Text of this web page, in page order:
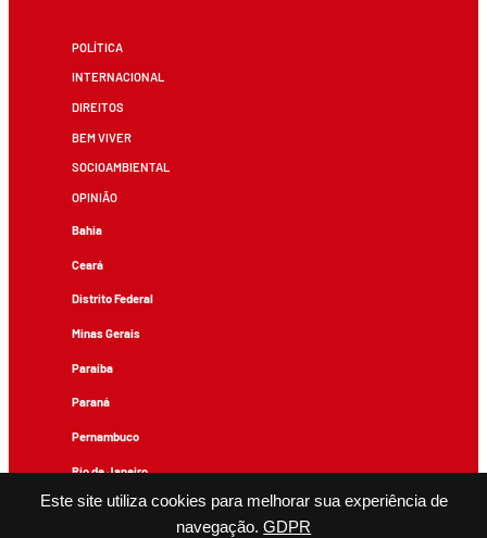
Este site utiliza cookies para melhorar sua experiência de
navegação. GDPR
POLÍTICA
INTERNACIONAL
DIREITOS
BEM VIVER
SOCIOAMBIENTAL
OPINIÃO
Bahia
Ceará
Distrito Federal
Minas Gerais
Paraíba
Paraná
Pernambuco
Rio de Janeiro
Rio Grande do Sul